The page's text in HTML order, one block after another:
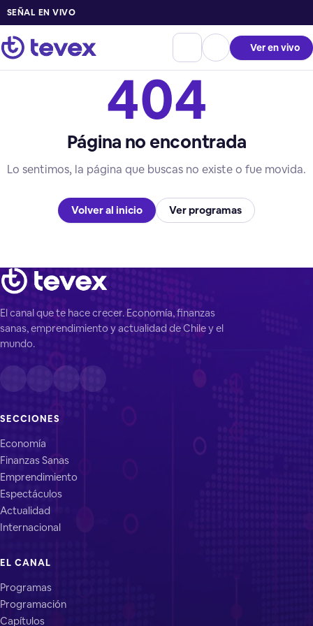
SEÑAL EN VIVO
Ver en vivo
404
Página no encontrada
Lo sentimos, la página que buscas no existe o fue movida.
Volver al inicio Ver programas
El canal que te hace crecer. Economía, finanzas
sanas, emprendimiento y actualidad de Chile y el
mundo.
SECCIONES
Economía
Finanzas Sanas
Emprendimiento
Espectáculos
Actualidad
Internacional
EL CANAL
Programas
Programación
Capítulos